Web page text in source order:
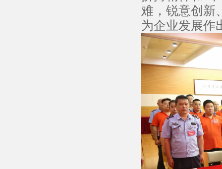
难，锐意创新
为企业发展作